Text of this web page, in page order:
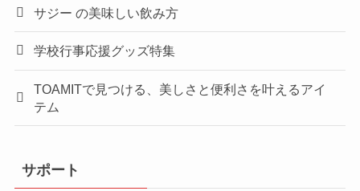
サジー の美味しい飲み方
学校行事応援グッズ特集
TOAMITで見つける、美しさと便利さを叶えるアイ
テム
サポート